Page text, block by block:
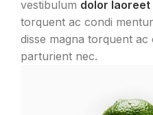
vestibulum dolor laoreet
torquent ac condi
disse magna torquent
parturient nec.